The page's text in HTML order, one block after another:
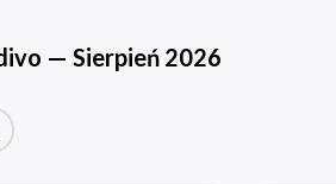
— Sierpień 2026